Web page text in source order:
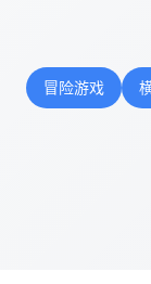
冒险游戏